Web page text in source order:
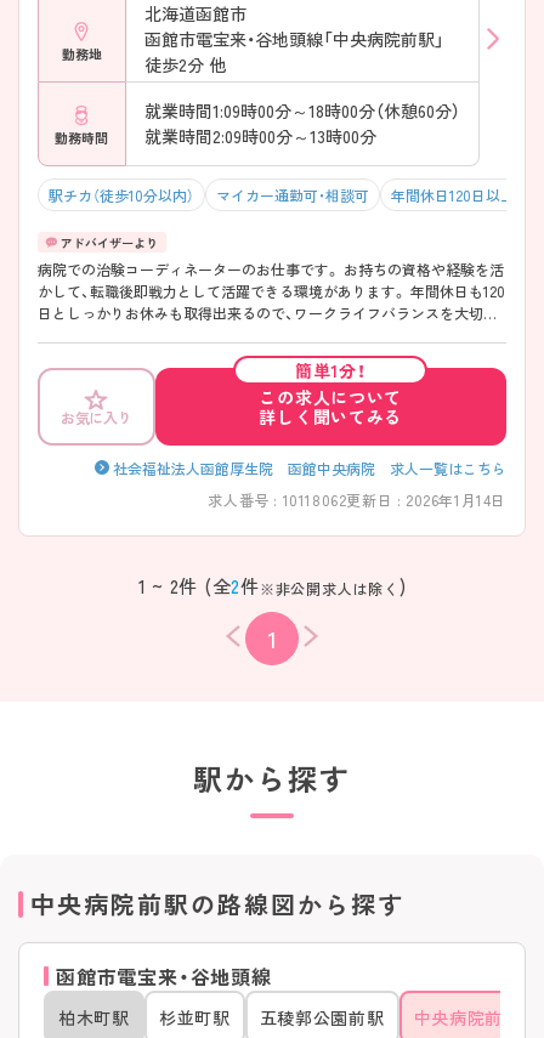
勤務地
北海道函館市
函館市電宝来・谷地頭線「中央病院前駅」
徒歩2分 他
勤務時間
就業時間1:09時00分～18時00分（休憩60分）
就業時間2:09時00分～13時00分
駅チカ（徒歩10分以内） マイカー通勤可・相談可 年間休日120日以上
病院での治験コーディネーターのお仕事です。 お持ちの資格や経験を活
かして、転職後即戦力として活躍できる環境があります。 年間休日も120
日としっかりお休みも取得出来るので、ワークライフバランスを大切に
お気に入り
簡単1分！
この求人について
詳しく聞いてみる
社会福祉法人函館厚生院 函館中央病院 求人一覧はこちら
求人番号 : 10118062更新日 : 2026年1月14日
1 ~ 2件 (全2件※非公開求人は除く )
1
駅から探す
中央病院前駅の路線図から探す
函館市電宝来・谷地頭線
柏木町駅 杉並町駅 五稜郭公園前駅 中央病院前駅